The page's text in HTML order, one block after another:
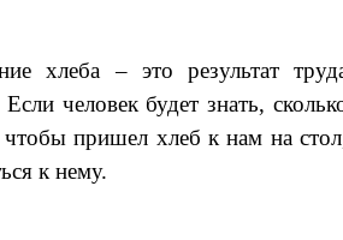
хлеба – это результат
человек будет знать,
чтобы пришел хлеб к нам на
к нему.